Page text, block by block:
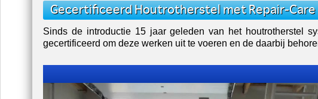
Gecertificeerd Houtrotherstel met Repair-Care
Sinds de introductie 15 jaar geleden van het houtrotherstel
gecertificeerd om deze werken uit te voeren en de daarbij